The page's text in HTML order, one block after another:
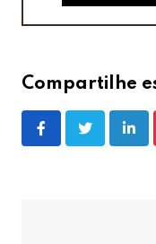
Compartilhe